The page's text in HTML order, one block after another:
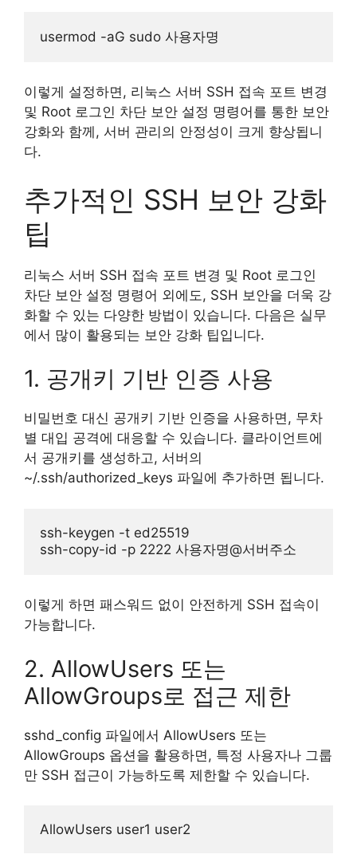
이렇게 설정하면, 리눅스 서버 SSH 접속 포트 변경
및 Root 로그인 차단 보안 설정 명령어를 통한 보안
강화와 함께, 서버 관리의 안정성이 크게 향상됩니
다.
추가적인 SSH 보안 강화
팁
리눅스 서버 SSH 접속 포트 변경 및 Root 로그인
차단 보안 설정 명령어 외에도, SSH 보안을 더욱 강
화할 수 있는 다양한 방법이 있습니다. 다음은 실무
에서 많이 활용되는 보안 강화 팁입니다.
1. 공개키 기반 인증 사용
비밀번호 대신 공개키 기반 인증을 사용하면, 무차
별 대입 공격에 대응할 수 있습니다. 클라이언트에
서 공개키를 생성하고, 서버의
~/.ssh/authorized_keys 파일에 추가하면 됩니다.
ssh-keygen -t ed25519
이렇게 하면 패스워드 없이 안전하게 SSH 접속이
가능합니다.
2. AllowUsers 또는
AllowGroups로 접근 제한
sshd_config 파일에서 AllowUsers 또는
AllowGroups 옵션을 활용하면, 특정 사용자나 그룹
만 SSH 접근이 가능하도록 제한할 수 있습니다.